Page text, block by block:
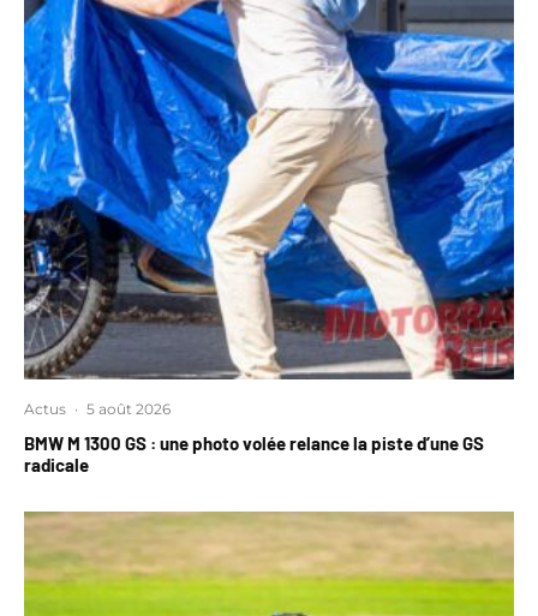
Actus · 5 août 2026
BMW M 1300 GS : une photo volée relance la piste d’une GS
radicale